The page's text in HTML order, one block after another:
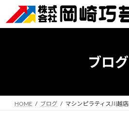
テ
ゲ
ブログ
HOME ブログ マシンピラティス川越